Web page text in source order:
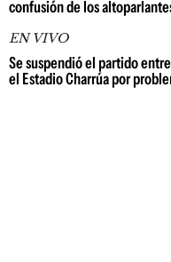
confusión de los
EN VIVO
Se suspendió el partido
el Estadio Charrúa por